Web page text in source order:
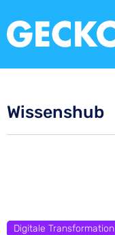
Wissenshub
Digitale Transformation